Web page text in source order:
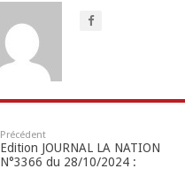
Précédent
Edition JOURNAL LA NATION
N°3366 du 28/10/2024 :